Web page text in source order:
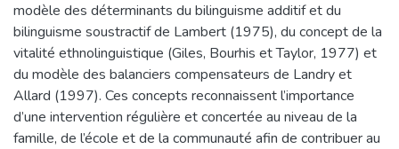
modèle des déterminants du bilinguisme additif et du
bilinguisme soustractif de Lambert (1975), du concept de la
vitalité ethnolinguistique (Giles, Bourhis et Taylor, 1977) et
du modèle des balanciers compensateurs de Landry et
Allard (1997). Ces concepts reconnaissent l’importance
d’une intervention régulière et concertée au niveau de la
famille, de l’école et de la communauté afin de contribuer au